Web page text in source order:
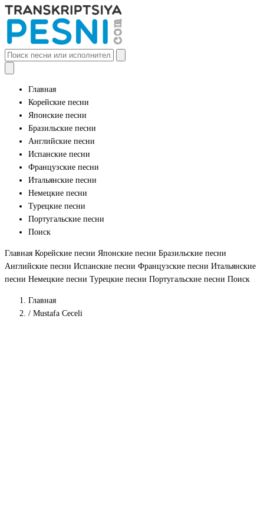
Главная
Корейские песни
Японские песни
Бразильские песни
Английские песни
Испанские песни
Французские песни
Итальянские песни
Немецкие песни
Турецкие песни
Португальские песни
Поиск
Главная Корейские песни Японские песни Бразильские песни
Английские песни Испанские песни Французские песни Итальянские
песни Немецкие песни Турецкие песни Португальские песни Поиск
Главная
/ Mustafa Ceceli